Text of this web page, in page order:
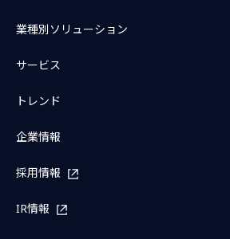
業種別ソリューション
サービス
トレンド
企業情報
採用情報
IR情報